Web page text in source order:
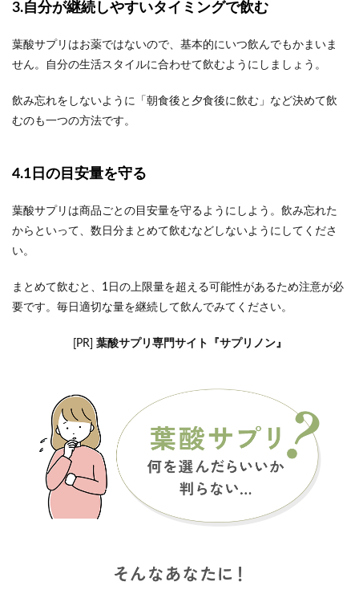
3.自分が継続しやすいタイミングで飲む
葉酸サプリはお薬ではないので、基本的にいつ飲んでもかまいま
せん。自分の生活スタイルに合わせて飲むようにしましょう。
飲み忘れをしないように「朝食後と夕食後に飲む」など決めて飲
むのも一つの方法です。
4.1日の目安量を守る
葉酸サプリは商品ごとの目安量を守るようにしよう。飲み忘れた
からといって、数日分まとめて飲むなどしないようにしてくださ
い。
まとめて飲むと、1日の上限量を超える可能性があるため注意が必
要です。毎日適切な量を継続して飲んでみてください。
[PR] 葉酸サプリ専門サイト『サプリノン』